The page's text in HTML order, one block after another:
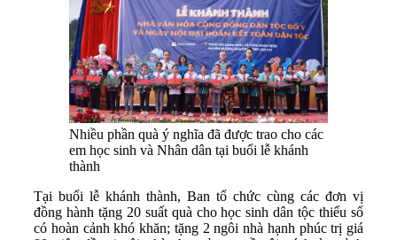
Nhiều phần quà ý nghĩa đã được trao cho các
em học sinh và Nhân dân tại buổi lễ khánh
thành
Tại buổi lễ khánh thành, Ban tổ chức cùng các đơn vị
đồng hành tặng 20 suất quà cho học sinh dân tộc thiểu số
có hoàn cảnh khó khăn; tặng 2 ngôi nhà hạnh phúc trị giá